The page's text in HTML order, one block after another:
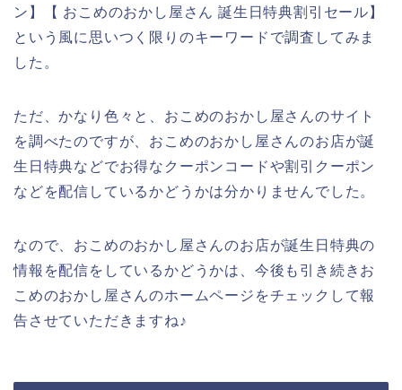
ン】【 おこめのおかし屋さん 誕生日特典割引セール】
という風に思いつく限りのキーワードで調査してみま
した。
ただ、かなり色々と、おこめのおかし屋さんのサイト
を調べたのですが、おこめのおかし屋さんのお店が誕
生日特典などでお得なクーポンコードや割引クーポン
などを配信しているかどうかは分かりませんでした。
なので、おこめのおかし屋さんのお店が誕生日特典の
情報を配信をしているかどうかは、今後も引き続きお
こめのおかし屋さんのホームページをチェックして報
告させていただきますね♪